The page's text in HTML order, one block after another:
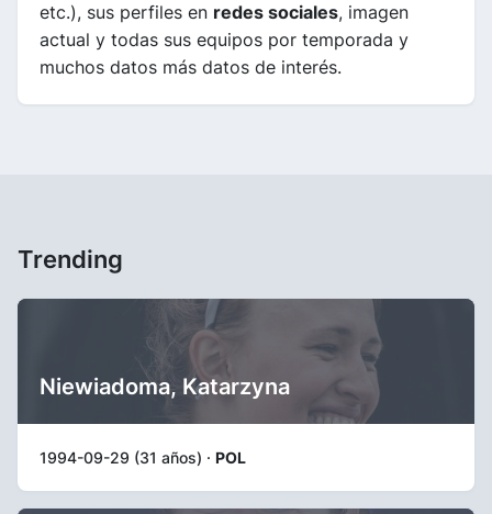
etc.), sus perfiles en redes sociales, imagen
actual y todas sus equipos por temporada y
muchos datos más datos de interés.
Trending
Niewiadoma, Katarzyna
1994-09-29 (31 años) · POL